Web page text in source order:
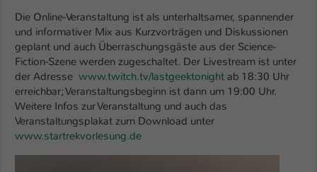
Die Online-Veranstaltung ist als unterhaltsamer, spannender
und informativer Mix aus Kurzvorträgen und Diskussionen
geplant und auch Überraschungsgäste aus der Science-
Fiction-Szene werden zugeschaltet. Der Livestream ist unter
der Adresse www.twitch.tv/lastgeektonight ab 18:30 Uhr
erreichbar; Veranstaltungsbeginn ist dann um 19:00 Uhr.
Weitere Infos zur Veranstaltung und auch das
Veranstaltungsplakat zum Download unter
www.startrekvorlesung.de
Anbieter TYPO3
Laufzeit 1 Tag
Zweck
Dieser Cookie teilt der Webseite mit, ob
ein Besucher im Typo3-Backend
angemeldet ist und Rechte besitzt diese
zu verwalten.